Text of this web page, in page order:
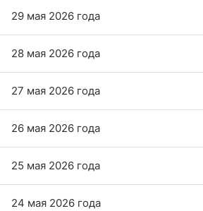
29 мая 2026 года
28 мая 2026 года
27 мая 2026 года
26 мая 2026 года
25 мая 2026 года
24 мая 2026 года